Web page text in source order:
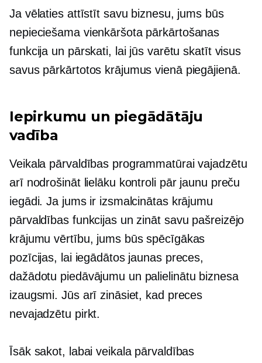
Ja vēlaties attīstīt savu biznesu, jums būs
nepieciešama vienkāršota pārkārtošanas
funkcija un pārskati, lai jūs varētu skatīt visus
savus pārkārtotos krājumus vienā piegājienā.
Iepirkumu un piegādātāju
vadība
Veikala pārvaldības programmatūrai vajadzētu
arī nodrošināt lielāku kontroli pār jaunu preču
iegādi. Ja jums ir izsmalcinātas krājumu
pārvaldības funkcijas un zināt savu pašreizējo
krājumu vērtību, jums būs spēcīgākas
pozīcijas, lai iegādātos jaunas preces,
dažādotu piedāvājumu un palielinātu biznesa
izaugsmi. Jūs arī zināsiet, kad preces
nevajadzētu pirkt.
Īsāk sakot, labai veikala pārvaldības